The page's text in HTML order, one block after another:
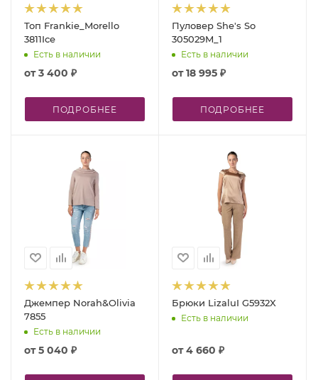
Топ Frankie_Morello
3811Ice
Есть в наличии
от3 400 ₽
ПОДРОБНЕЕ
Пуловер She's So
305029M_1
Есть в наличии
от18 995 ₽
ПОДРОБНЕЕ
Джемпер Norah&Olivia
7855
Есть в наличии
от5 040 ₽
Брюки LizaluI G5932X
Есть в наличии
от4 660 ₽